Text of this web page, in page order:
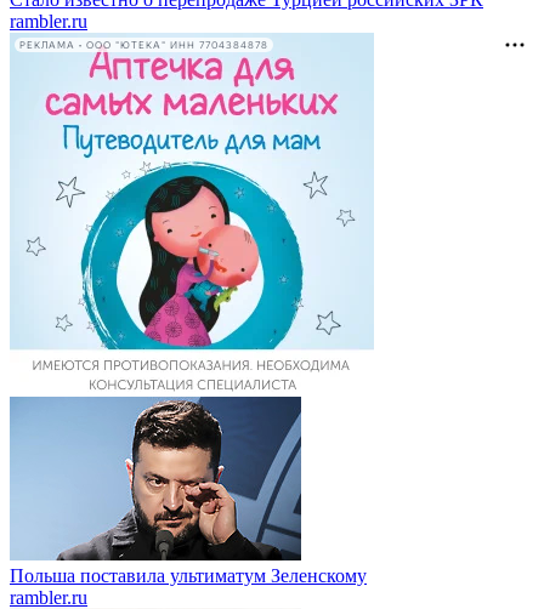
rambler.ru
РЕКЛАМА • ООО "ЮТЕКА" ИНН 7704384878
Польша поставилa ультиматум Зеленскому
rambler.ru